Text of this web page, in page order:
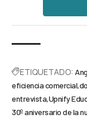
ETIQUETADO:
eficiencia comercial
entrevista Upnify
30º aniversario de la